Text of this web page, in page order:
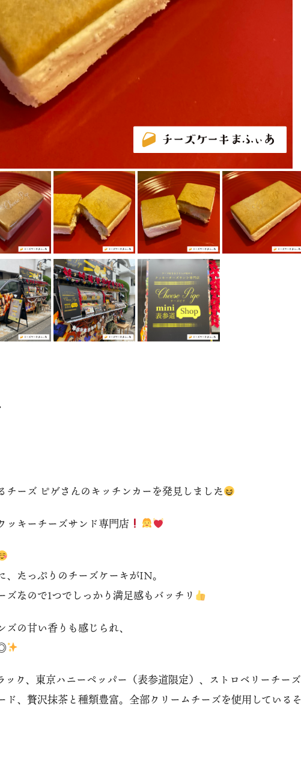
チーズ ピゲさんのキッチンカーを発見しました
ッキーチーズサンド専門店
たっぷりのチーズケーキがIN。
なので1つでしっかり満足感もバッチリ
の甘い香りも感じられ、
ック、東京ハニーペッパー（表参道限定）、ストロベリーチーズ
ド、贅沢抹茶と種類豊富。全部クリームチーズを使用しているそ